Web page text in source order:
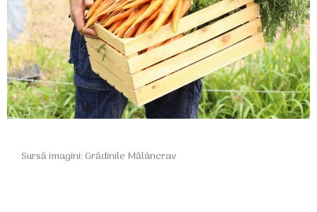
Sursă imagini: Grădinile Mălâncrav